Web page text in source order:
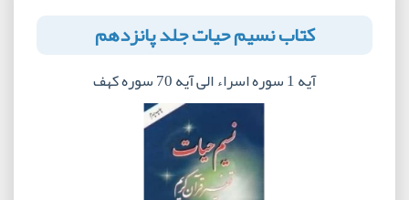
کتاب نسیم حیات جلد پانزدهم
آیه 1 سوره اسراء الی آیه 70 سوره کهف